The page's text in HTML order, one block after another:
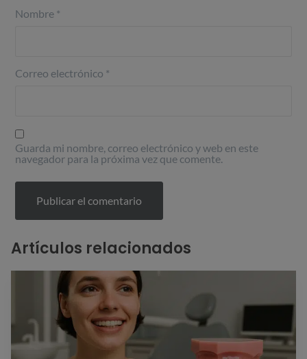
Nombre *
Correo electrónico *
Guarda mi nombre, correo electrónico y web en este
navegador para la próxima vez que comente.
Artículos relacionados